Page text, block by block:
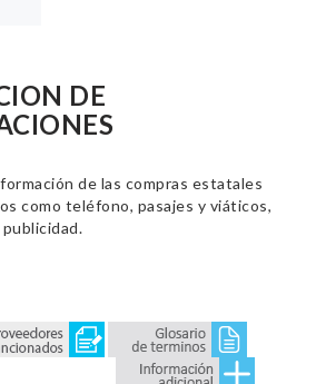
DE
de las compras estatales
como teléfono, pasajes y viáticos,